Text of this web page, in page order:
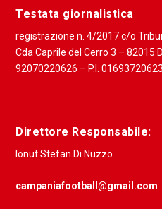
Testata giornalistica
registrazione n. 4/2017 c/o
Cda Caprile del Cerro 3 – 82015
92070220626 – P.I. 01693720623
Direttore Responsabile:
Ionut Stefan Di Nuzzo
campaniafootball@gmail.com